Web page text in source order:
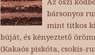
bársonyos
mint titkos
búját, és kényeztető
(Kakaós piskóta, csokis-